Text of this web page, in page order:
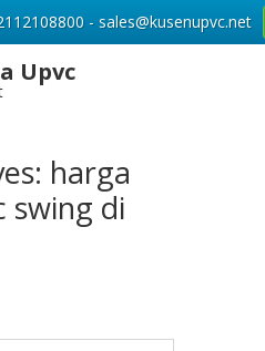
Upvc
harga
swing di
- sales@kusenupvc.net